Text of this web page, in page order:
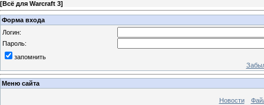
[Всё для Warcraft 3]
Форма входа
Логин:
Пароль:
запомнить
Меню сайта
Новости